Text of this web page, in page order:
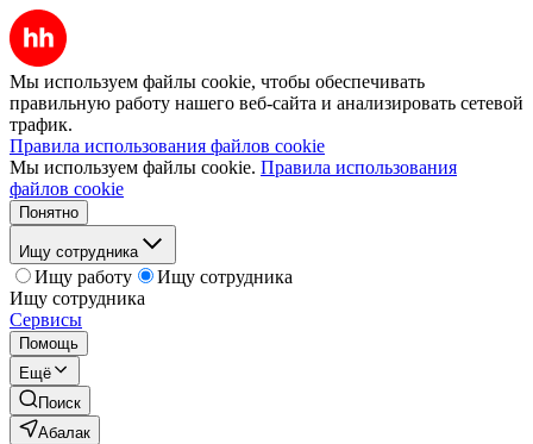
Мы используем файлы cookie, чтобы обеспечивать
правильную работу нашего веб-сайта и анализировать сетевой
трафик.
Правила использования файлов cookie
Мы используем файлы cookie. Правила использования
файлов cookie
Понятно
Ищу сотрудника
Ищу работу
Ищу сотрудника
Ищу сотрудника
Сервисы
Помощь
Ещё
Поиск
Абалак